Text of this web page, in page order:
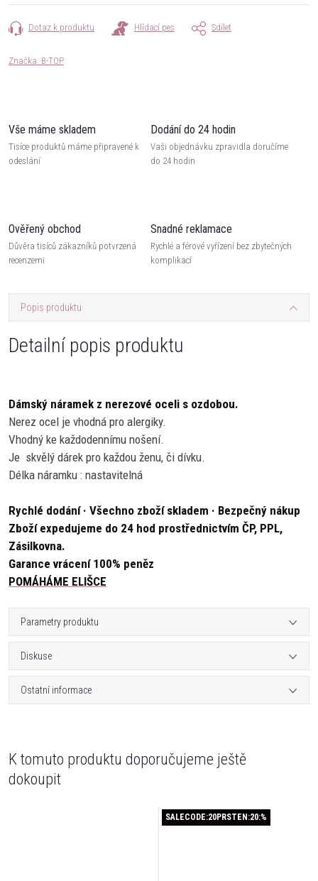
cena:
Dotaz k produktu Hlídací pes Sdílet
Značka: B-TOP
Vše máme skladem
Tisíce produktů máme připravené k
odeslání
Dodání do 24 hodin
Vaši objednávku zpravidla doručíme
do 24 hodin
Ověřený obchod
Důvěra tisíců zákazníků potvrzená
recenzemi
Snadné reklamace
Rychlé a férové vyřízení bez zbytečných
komplikací
Popis produktu
Detailní popis produktu
Dámský náramek z nerezové oceli s ozdobou.
Nerez ocel je vhodná pro alergiky.
Vhodný ke každodennímu nošení.
Je skvělý dárek pro každou ženu, či dívku.
Délka náramku : nastavitelná
Rychlé dodání · Všechno zboží skladem · Bezpečný nákup
Zboží expedujeme do 24 hod prostřednictvím ČP, PPL,
Zásilkovna.
Garance vrácení 100% peněz
POMÁHÁME ELIŠCE
Parametry produktu
Diskuse
Ostatní informace
K tomuto produktu doporučujeme ještě
dokoupit
SALECODE:20PRSTEN:20:%